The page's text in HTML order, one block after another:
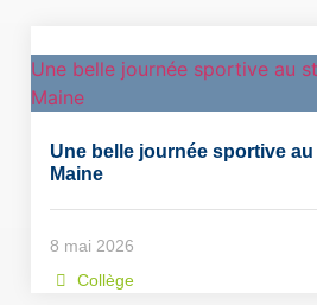
Une belle journée sportive au
Maine
Une belle journée sportive
Maine
8 mai 2026
Collège